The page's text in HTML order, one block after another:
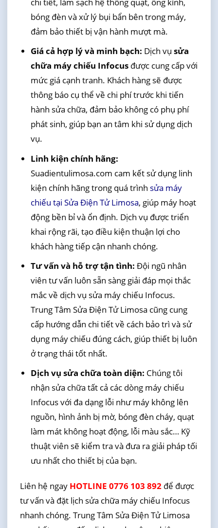
bóng đèn và xử lý bụi bẩn bên trong máy,
đảm bảo thiết bị vận hành mượt mà.
Giá cả hợp lý và minh bạch: Dịch vụ sửa
chữa máy chiếu Infocusđược cung cấp với
mức giá cạnh tranh. Khách hàng sẽ được
thông báo cụ thể về chi phí trước khi tiến
hành sửa chữa, đảm bảo không có phụ phí
phát sinh, giúp bạn an tâm khi sử dụng dịch
vụ.
Linh kiện chính hãng:
Suadientulimosa.com cam kết sử dụng linh
kiện chính hãng trong quá trình sửa máy
chiếu tại Sửa Điện Tử Limosa, giúp máy hoạt
động bền bỉ và ổn định. Dịch vụ được triển
khai rộng rãi, tạo điều kiện thuận lợi cho
khách hàng tiếp cận nhanh chóng.
Tư vấn và hỗ trợ tận tình: Đội ngũ nhân
viên tư vấn luôn sẵn sàng giải đáp mọi thắc
mắc về dịch vụ sửa máy chiếu Infocus.
Trung Tâm Sửa Điện Tử Limosa cũng cung
cấp hướng dẫn chi tiết về cách bảo trì và sử
dụng máy chiếu đúng cách, giúp thiết bị luôn
ở trạng thái tốt nhất.
Dịch vụ sửa chữa toàn diện: Chúng tôi
nhận sửa chữa tất cả các dòng máy chiếu
Infocus với đa dạng lỗi như máy không lên
nguồn, hình ảnh bị mờ, bóng đèn cháy, quạt
làm mát không hoạt động, lỗi màu sắc… Kỹ
thuật viên sẽ kiểm tra và đưa ra giải pháp tối
ưu nhất cho thiết bị của bạn.
Liên hệ ngay HOTLINE 0776 103 892để được
tư vấn và đặt lịch sửa chữa máy chiếu Infocus
nhanh chóng. Trung Tâm Sửa Điện Tử Limosa